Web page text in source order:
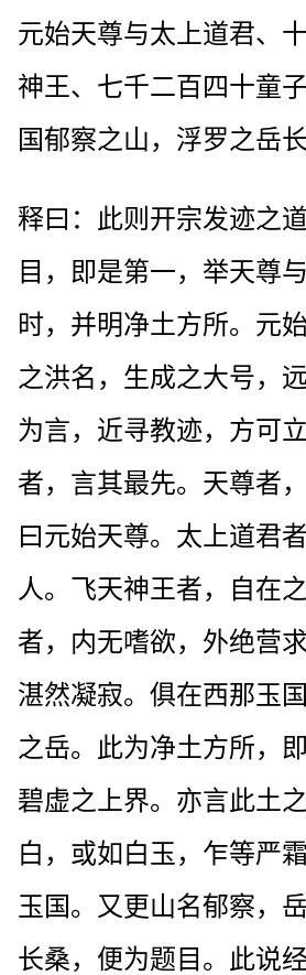
元始天尊与太上道君、
神王、七千二百四十童
国郁察之山，浮罗之岳
释曰：此则开宗发迹之
目，即是第一，举天尊
时，并明净土方所。元
之洪名，生成之大号，
为言，近寻教迹，方可
者，言其最先。天尊者
曰元始天尊。太上道君
人。飞天神王者，自在
者，内无嗜欲，外绝营
湛然凝寂。俱在西那玉
之岳。此为净土方所，
碧虚之上界。亦言此土
白，或如白玉，乍等严
玉国。又更山名郁察，
长桑，便为题目。此说